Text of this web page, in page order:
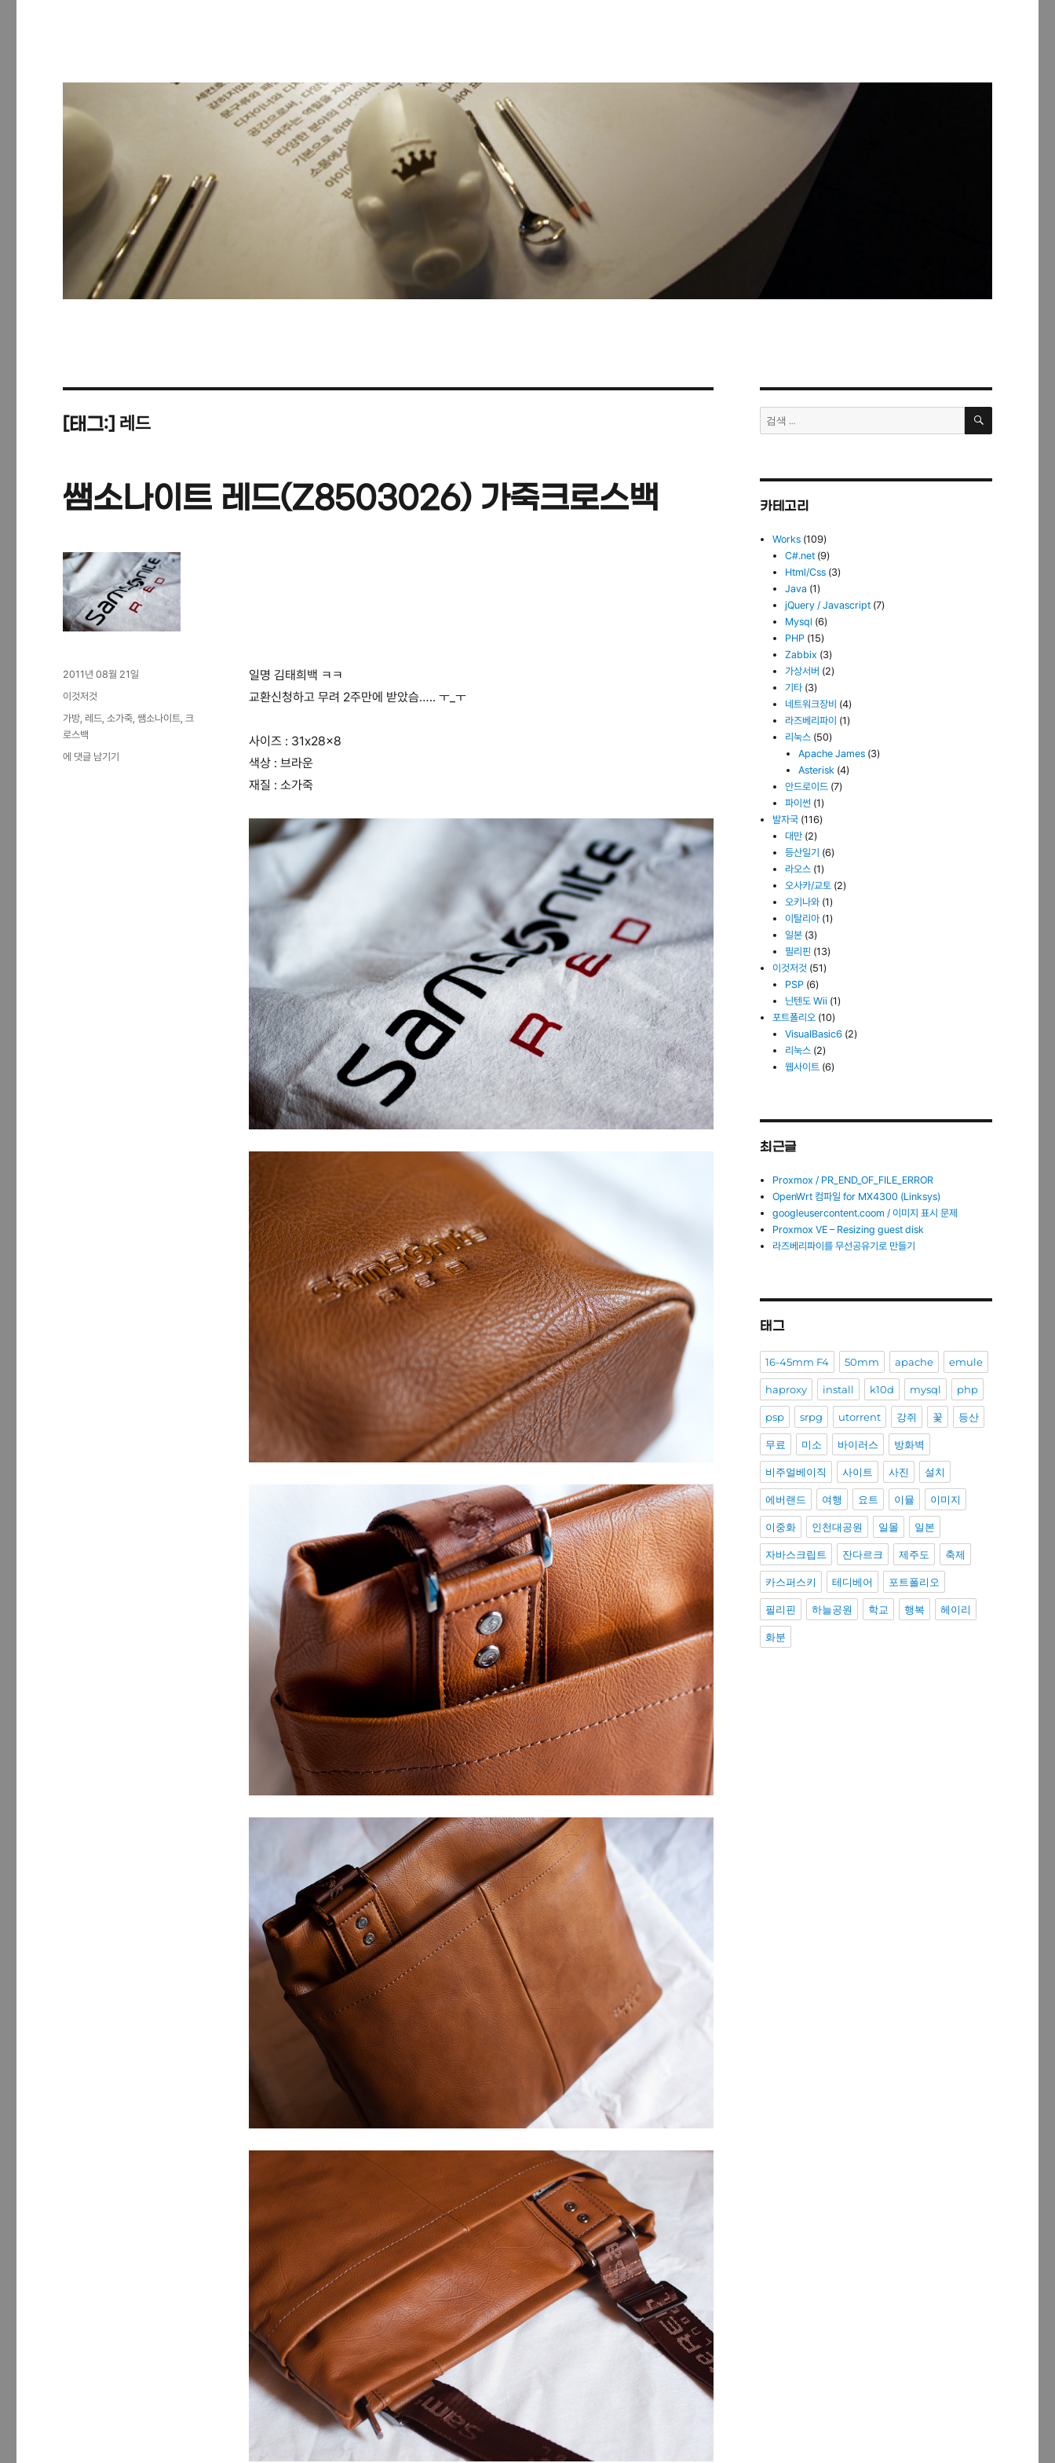
[태그:] 레드
쌤소나이트 레드(Z8503026) 가죽크로스백
일명 김태희백 ㅋㅋ
교환신청하고 무려 2주만에 받았슴….. ㅜ_ㅜ
사이즈 : 31x28x8
색상 : 브라운
재질 : 소가죽
작
성
자
2011년 08월 21일
카
테
고
이것저것
태
그
가방 ,레드 소가죽 ,쌤소나이트 ,크
로스백
쌤
에 댓글 남기기
검
색:
검
카테고리
Works (109)
C#.net (9)
Html/Css (3)
Java (1)
jQuery / Javascript (7)
Mysql (6)
PHP (15)
Zabbix (3)
가상서버 (2)
기타 (3)
네트워크장비 (4)
라즈베리파이 (1)
리눅스 (50)
Apache James(3)
Asterisk(4)
안드로이드 (7)
파이썬 (1)
발자국 (116)
대만 (2)
등산일기 (6)
라오스 (1)
오사카/교토 (2)
오키나와 (1)
이탈리아 (1)
일본 (3)
필리핀 (13)
이것저것 (51)
PSP (6)
닌텐도 Wii (1)
포트폴리오 (10)
VisualBasic6 (2)
리눅스 (2)
웹사이트 (6)
최근글
Proxmox / PR_END_OF_FILE_ERROR
OpenWrt 컴파일 for MX4300 (Linksys)
googleusercontent.coom / 이미지 표시 문제
Proxmox VE – Resizing guest disk
라즈베리파이를 무선공유기로 만들기
태그
16-45mm F4 50mm apache emule
haproxy install k10d mysql php
psp srpg utorrent 강쥐 꽃 등산
무료 미소 바이러스 방화벽
비주얼베이직 사이트 사진 설치
에버랜드 여행 요트 이뮬 이미지
이중화 인천대공원 일몰 일본
자바스크립트 잔다르크 제주도 축제
카스퍼스키 테디베어 포트폴리오
필리핀 하늘공원 학교 행복 헤이리
화분